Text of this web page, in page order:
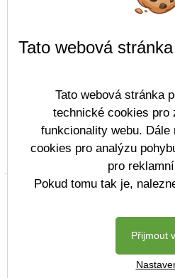
Prohlášení o přístupnosti
Copyright © 2022 - 2023
Postaveno ve službě
Vitalex CMS
Tato webová
Tato webová stránka
technické cookies pro
funkcionality webu. Dále
cookies pro analýzu
pro
Pokud tomu tak je,
Přijmout